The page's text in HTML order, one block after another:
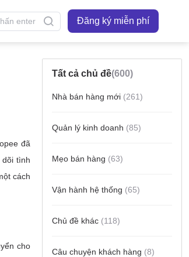
Đăng ký miễn phí
Tất cả chủ đề(600)
Nhà bán hàng mới (261)
Quản lý kinh doanh (85)
Mẹo bán hàng (63)
Vận hành hệ thống (65)
Chủ đề khác (118)
Câu chuyện khách hàng (8)